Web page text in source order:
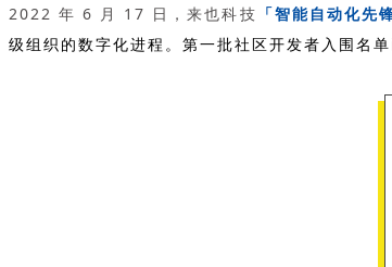
2022 年 6 月 17 日，来也科技 「智能自动化
级组织的数字化进程。第一批社区开发者入围名